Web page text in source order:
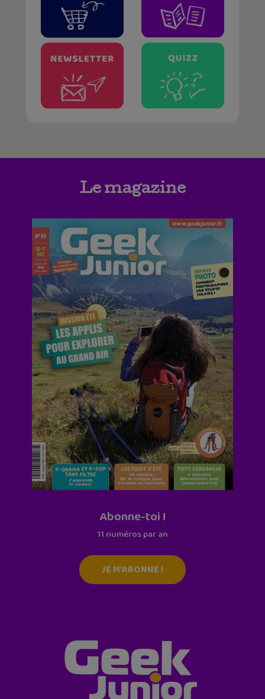
Le magazine
Abonne-toi !
11 numéros par an
JE M'ABONNE !